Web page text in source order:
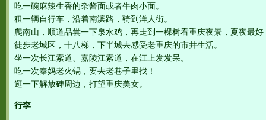
吃一碗麻辣生香的杂酱面或者牛肉小面。
租一辆自行车，沿着南滨路，骑到洋人街。
爬南山，顺道品尝一下泉水鸡，再走到一棵树看重庆夜景，夏夜最好
徒步老城区，十八梯，下半城去感受老重庆的市井生活。
坐一次长江索道、嘉陵江索道，在江上发发呆。
吃一次秦妈老火锅，要去老巷子里找！
逛一下解放碑周边，打望重庆美女。
行李